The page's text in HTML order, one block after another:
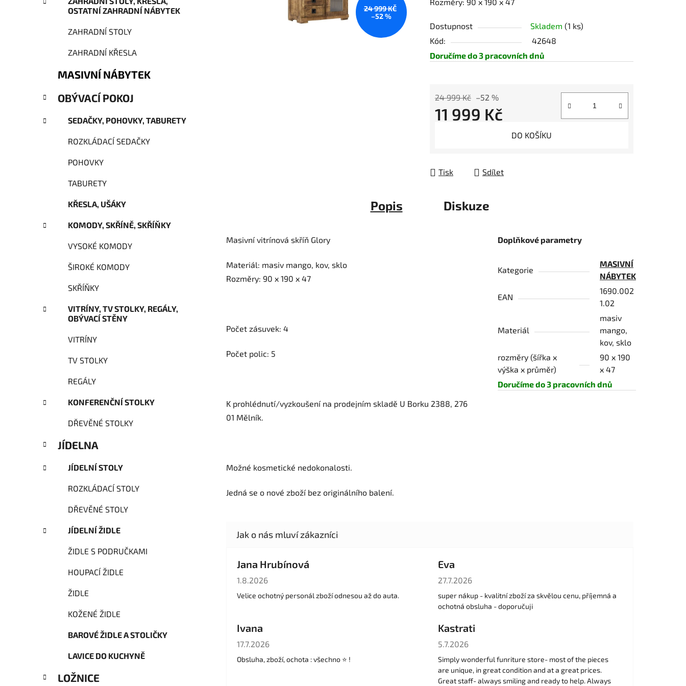
p
OSTATNÍ ZAHRADNÍ NÁBYTEK
ZAHRADNÍ STOLY
ZAHRADNÍ KŘESLA
MASIVNÍ NÁBYTEK
OBÝVACÍ POKOJ
SEDAČKY, POHOVKY, TABURETY
ROZKLÁDACÍ SEDAČKY
POHOVKY
TABURETY
KŘESLA, UŠÁKY
KOMODY, SKŘÍNĚ, SKŘÍŇKY
VYSOKÉ KOMODY
ŠIROKÉ KOMODY
SKŘÍŇKY
VITRÍNY, TV STOLKY, REGÁLY,
OBÝVACÍ STĚNY
VITRÍNY
TV STOLKY
REGÁLY
KONFERENČNÍ STOLKY
DŘEVĚNÉ STOLKY
JÍDELNA
JÍDELNÍ STOLY
ROZKLÁDACÍ STOLY
DŘEVĚNÉ STOLY
JÍDELNÍ ŽIDLE
ŽIDLE S PODRUČKAMI
HOUPACÍ ŽIDLE
ŽIDLE
KOŽENÉ ŽIDLE
BAROVÉ ŽIDLE A STOLIČKY
LAVICE DO KUCHYNĚ
LOŽNICE
Dostupnost Skladem (1 ks)
Kód:
42648
Doručíme do 3 pracovních dnů
24 999 Kč –52 %
11 999 Kč
DO KOŠÍKU
Tisk Sdílet
24 999 KČ
–52 %
Popis Diskuze
Masivní vitrínová skříň Glory
Materiál: masiv mango, kov, sklo
Rozměry: 90 x 190 x 47
Počet zásuvek: 4
Počet polic: 5
K prohlédnutí/vyzkoušení na prodejním skladě U Borku 2388, 276
01 Mělník.
Možné kosmetické nedokonalosti.
Jedná se o nové zboží bez originálního balení.
Doplňkové parametry
Kategorie
MASIVNÍ
NÁBYTEK
EAN
1690.002
1.02
Materiál
masiv
mango,
kov, sklo
rozměry (šířka x
výška x průměr)
90 x 190
x 47
Doručíme do 3 pracovních dnů
Jana Hrubínová
Hodnocení obchodu je 5 z 5 hvězdiček.
1.8.2026
Velice ochotný personál zboží odnesou až do auta.
Eva
Hodnocení obchodu je 5 z 5 hvězdiček.
27.7.2026
super nákup - kvalitní zboží za skvělou cenu, příjemná a
ochotná obsluha - doporučuji
Ivana
Hodnocení obchodu je 5 z 5 hvězdiček.
17.7.2026
Obsluha, zboží, ochota : všechno ⭐️ !
Kastrati
Hodnocení obchodu je 5 z 5 hvězdiček.
5.7.2026
Simply wonderful funriture store- most of the pieces
are unique, in great condition and at a great prices.
Great staff- always smiling and ready to help. Always